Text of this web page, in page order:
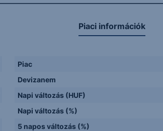
Piaci információk
Piac
Devizanem
Napi változás (HUF)
Napi változás (%)
5 napos változás (%)